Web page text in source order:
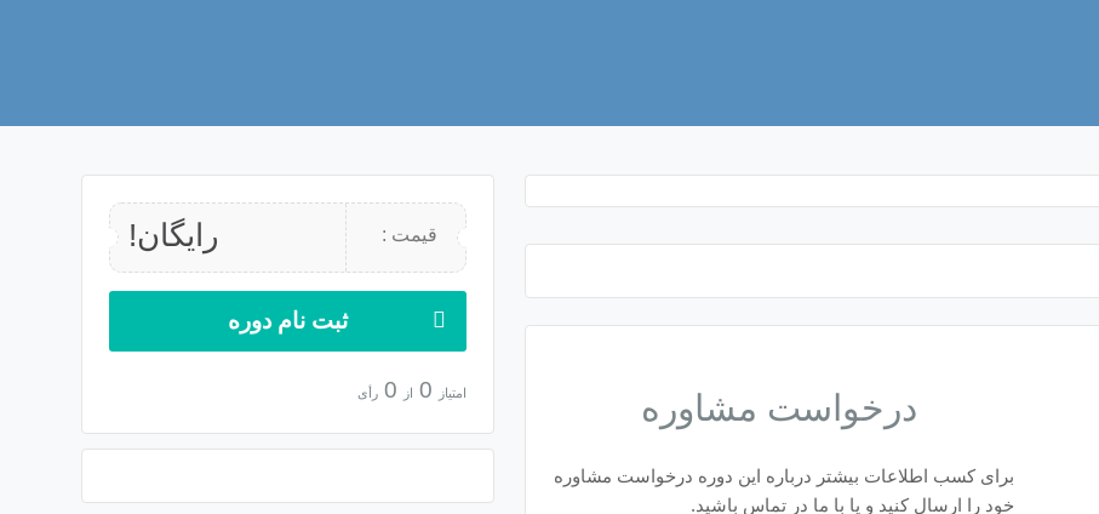
درخواست مشاوره
برای کسب اطلاعات بیشتر درباره این دوره درخواست مشاوره
خود را ارسال کنید و یا با ما در تماس باشید.
قیمت : رایگان!
ثبت نام دوره
امتیاز 0 از 0 رأی